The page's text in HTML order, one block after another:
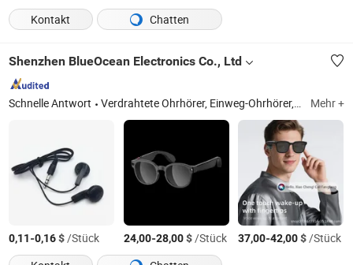
Kontakt
Chatten
Shenzhen BlueOcean Electronics Co., Ltd
Schnelle Antwort Verdrahtete Ohrhörer, Einweg-Ohrhörer, Flugzeugkopfhörer, Touristenführer-Ohrhörer, Telefonkopfhörer, Mikrofone, Datenkabel, andere elektronische Produkte Mehr +
0,11-0,16$/Stück 24,00-28,00$/Stück 37,00-42,00$/Stück